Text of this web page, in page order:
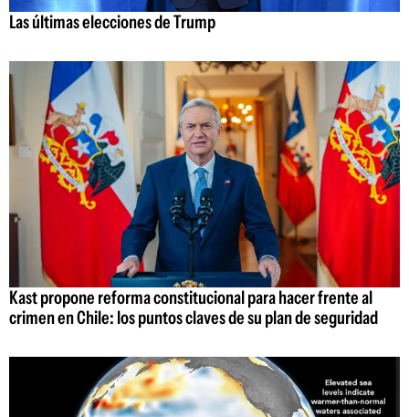
Las últimas elecciones de Trump
Kast propone reforma constitucional para hacer frente al
crimen en Chile: los puntos claves de su plan de seguridad